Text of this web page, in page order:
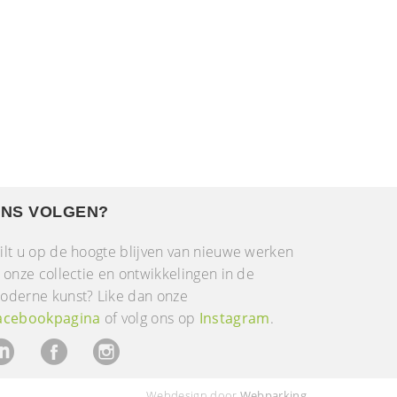
VOLGEN?
u op de hoogte blijven van nieuwe werken
onze collectie en ontwikkelingen in de
kunst? Like dan onze
of volg ons op Instagram.